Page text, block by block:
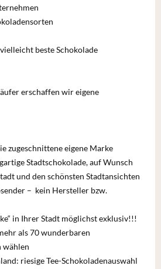
beste Schokolade
erschaffen wir eigene
zugeschnittene eigene Marke
Stadtschokolade, auf Wunsch
und den schönsten Stadtansichten
– kein Hersteller bzw.
in Ihrer Stadt möglichst exklusiv!!!
als 70 wunderbaren
wählen
riesige Tee-Schokoladenauswahl